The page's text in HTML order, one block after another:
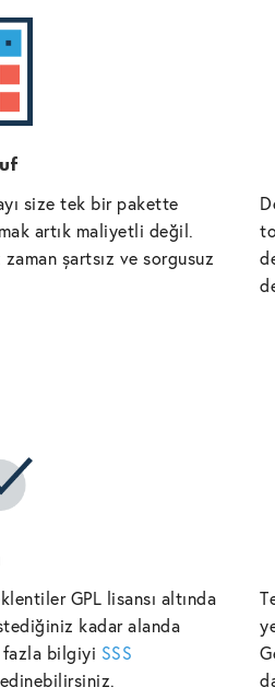
size tek bir pakette
artık maliyetli değil.
şartsız ve sorgusuz
GPL lisansı altında
kadar alanda
fazla bilgiyi SSS